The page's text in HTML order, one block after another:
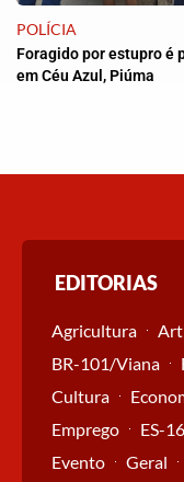
POLÍCIA
Foragido por estupro é
em Céu Azul, Piúma
EDITORIAS
Agricultura
BR-101/Viana
Cultura
Emprego
ES-
Evento
Geral